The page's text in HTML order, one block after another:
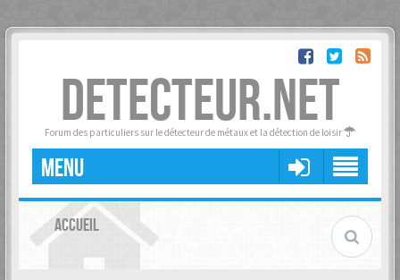
DETECTEUR.NET
Forum des particuliers sur le détecteur de métaux et la détection de loisir
MENU
ACCUEIL